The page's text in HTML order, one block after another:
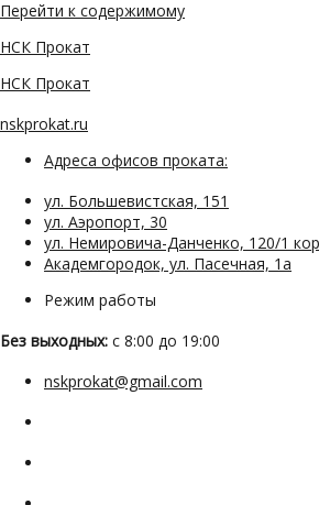
Перейти к содержимому
НСК Прокат
НСК Прокат
nskprokat.ru
Адреса офисов проката:
ул. Большевистская, 151
ул. Аэропорт, 30
ул. Немировича-Данченко, 120/1
Академгородок, ул. Пасечная, 1а
Режим работы
Без выходных: с 8:00 до 19:00
nskprokat@gmail.com